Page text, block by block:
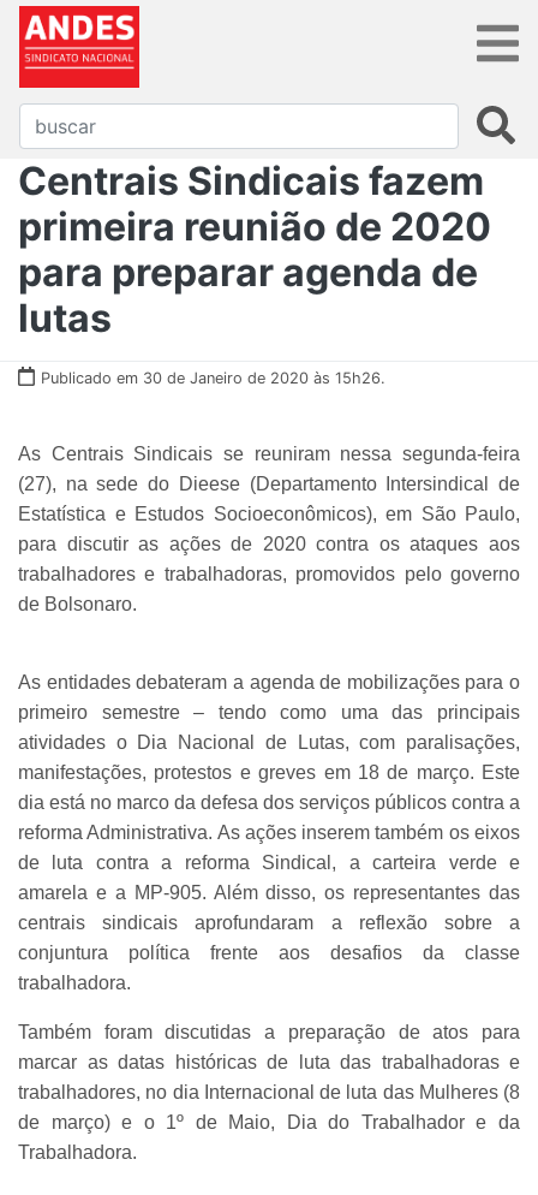
Centrais Sindicais fazem
primeira reunião de 2020
para preparar agenda de
lutas
Publicado em 30 de Janeiro de 2020 às 15h26.
As Centrais Sindicais se reuniram nessa segunda-feira
(27), na sede do Dieese (Departamento Intersindical de
Estatística e Estudos Socioeconômicos), em São Paulo,
para discutir as ações de 2020 contra os ataques aos
trabalhadores e trabalhadoras, promovidos pelo governo
de Bolsonaro.
As entidades debateram a agenda de mobilizações para o
primeiro semestre – tendo como uma das principais
atividades o Dia Nacional de Lutas, com paralisações,
manifestações, protestos e greves em 18 de março. Este
dia está no marco da defesa dos serviços públicos contra a
reforma Administrativa. As ações inserem também os eixos
de luta contra a reforma Sindical, a carteira verde e
amarela e a MP-905. Além disso, os representantes das
centrais sindicais aprofundaram a reflexão sobre a
conjuntura política frente aos desafios da classe
trabalhadora.
Também foram discutidas a preparação de atos para
marcar as datas históricas de luta das trabalhadoras e
trabalhadores, no dia Internacional de luta das Mulheres (8
de março) e o 1º de Maio, Dia do Trabalhador e da
Trabalhadora.